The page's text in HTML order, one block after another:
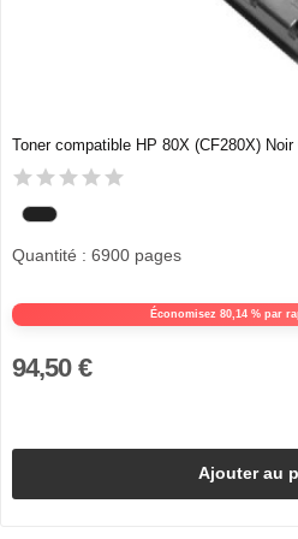
Toner compatible HP 80X (CF280X) Noir
Économisez 80,14 % par
Quantité : 6900 pages
94,50 €
Ajouter au